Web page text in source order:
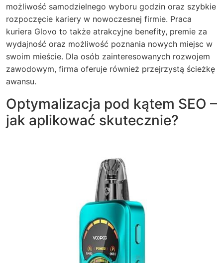
możliwość samodzielnego wyboru godzin oraz szybkie
rozpoczęcie kariery w nowoczesnej firmie. Praca
kuriera Glovo to także atrakcyjne benefity, premie za
wydajność oraz możliwość poznania nowych miejsc w
swoim mieście. Dla osób zainteresowanych rozwojem
zawodowym, firma oferuje również przejrzystą ścieżkę
awansu.
Optymalizacja pod kątem SEO –
jak aplikować skutecznie?